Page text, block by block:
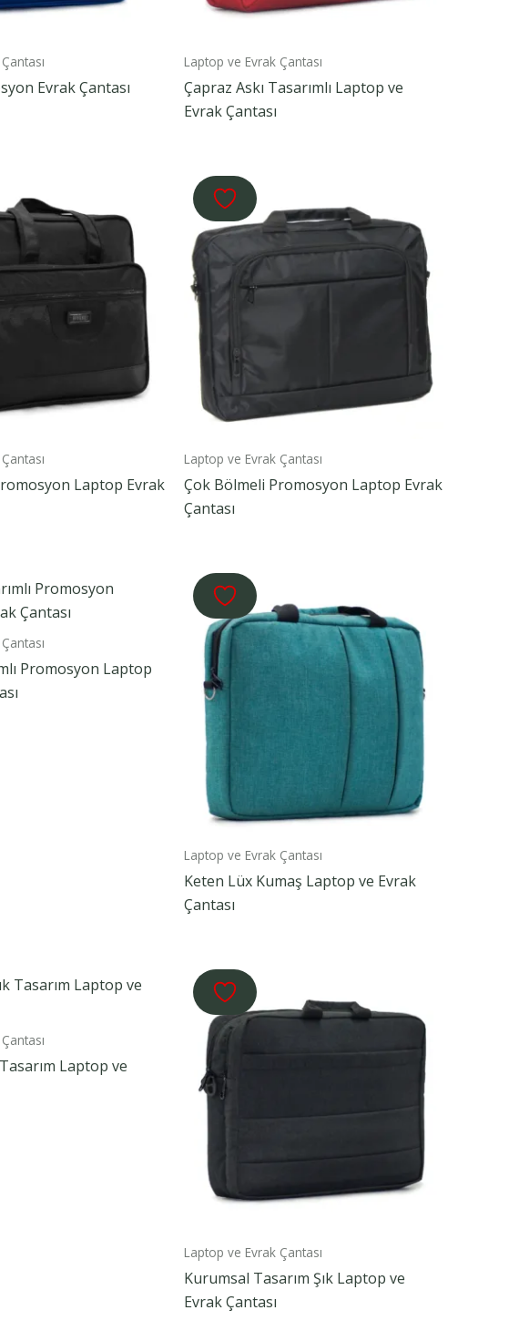
Evrak Çantası
Laptop ve Evrak Çantası
Çapraz Askı Tasarımlı Laptop ve
Evrak Çantası
Laptop Evrak
Laptop ve Evrak Çantası
Çok Bölmeli Promosyon Laptop Evrak
Çantası
Promosyon Laptop
Laptop ve Evrak Çantası
Keten Lüx Kumaş Laptop ve Evrak
Çantası
Laptop ve
Laptop ve Evrak Çantası
Kurumsal Tasarım Şık Laptop ve
Evrak Çantası